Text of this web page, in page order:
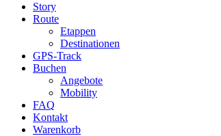
Story
Route
Etappen
Destinationen
GPS-Track
Buchen
Angebote
Mobility
FAQ
Kontakt
Warenkorb